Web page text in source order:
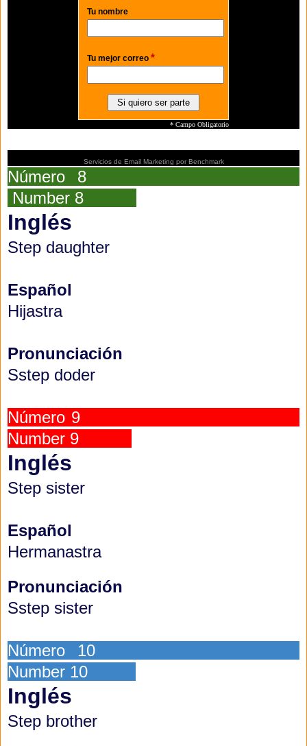
Tu nombre
Tu mejor correo *
* Campo Obligatorio
Servicios de Email Marketing por Benchmark
Número 8
Number 8
Inglés
Step daughter
Español
Hijastra
Pronunciación
Sstep doder
Número 9
Number 9
Inglés
Step sister
Español
Hermanastra
Pronunciación
Sstep sister
Número 10
Number 10
Inglés
Step brother